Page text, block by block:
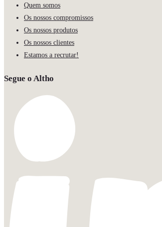
Quem somos
Os nossos compromissos
Os nossos produtos
Os nossos clientes
Estamos a recrutar!
Segue o Altho